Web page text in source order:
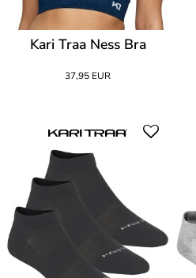
Kari Traa Ness Bra
37,95 EUR